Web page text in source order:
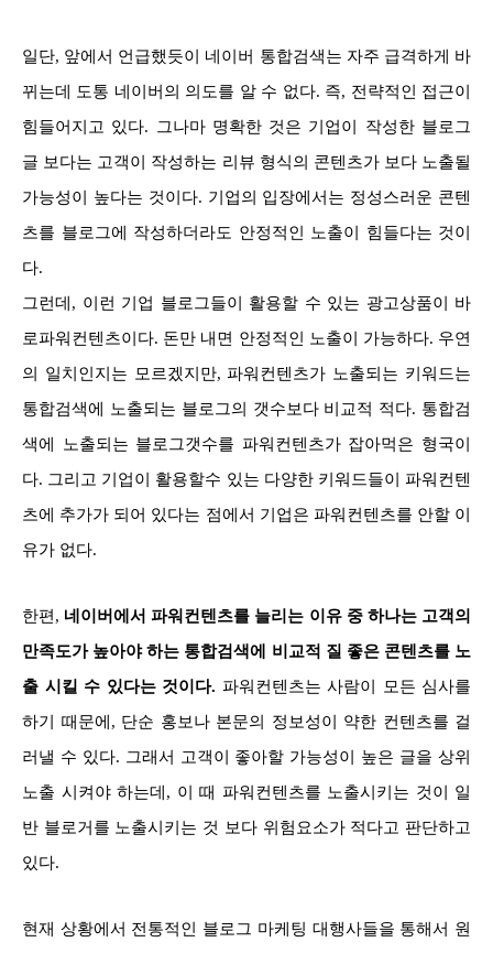
일단, 앞에서 언급했듯이 네이버 통합검색는 자주 급격하게 바
뀌는데 도통 네이버의 의도를 알 수 없다. 즉, 전략적인 접근이
힘들어지고 있다. 그나마 명확한 것은 기업이 작성한 블로그
글 보다는 고객이 작성하는 리뷰 형식의 콘텐츠가 보다 노출될
가능성이 높다는 것이다. 기업의 입장에서는 정성스러운 콘텐
츠를 블로그에 작성하더라도 안정적인 노출이 힘들다는 것이
다.
그런데, 이런 기업 블로그들이 활용할 수 있는 광고상품이 바
로파워컨텐츠이다. 돈만 내면 안정적인 노출이 가능하다. 우연
의 일치인지는 모르겠지만, 파워컨텐츠가 노출되는 키워드는
통합검색에 노출되는 블로그의 갯수보다 비교적 적다. 통합검
색에 노출되는 블로그갯수를 파워컨텐츠가 잡아먹은 형국이
다. 그리고 기업이 활용할수 있는 다양한 키워드들이 파워컨텐
츠에 추가가 되어 있다는 점에서 기업은 파워컨텐츠를 안할 이
유가 없다.
한편, 네이버에서 파워컨텐츠를 늘리는 이유 중 하나는 고객의
만족도가 높아야 하는 통합검색에 비교적 질 좋은 콘텐츠를 노
출 시킬 수 있다는 것이다. 파워컨텐츠는 사람이 모든 심사를
하기 때문에, 단순 홍보나 본문의 정보성이 약한 컨텐츠를 걸
러낼 수 있다. 그래서 고객이 좋아할 가능성이 높은 글을 상위
노출 시켜야 하는데, 이 때 파워컨텐츠를 노출시키는 것이 일
반 블로거를 노출시키는 것 보다 위험요소가 적다고 판단하고
있다.
현재 상황에서 전통적인 블로그 마케팅 대행사들을 통해서 원